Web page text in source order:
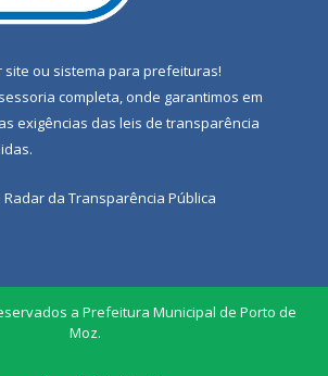
site ou sistema para prefeituras!
completa, onde garantimos em
exigências das leis de transparência
Radar da Transparência Pública
a Prefeitura Municipal de Porto de
Moz.